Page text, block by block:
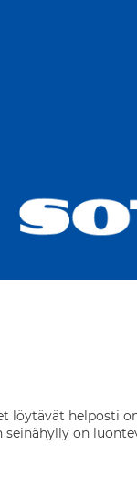
löytävät helposti
on